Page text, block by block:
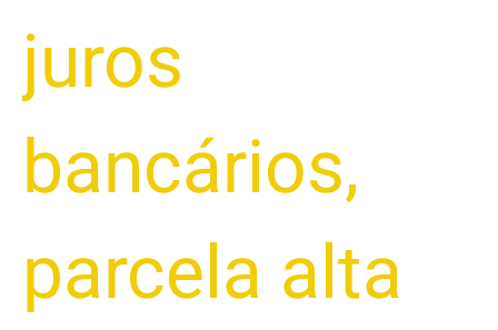
juros
bancários,
parcela alta